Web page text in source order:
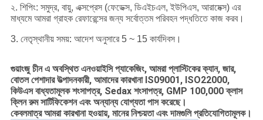
২. শিপিং: সমুদ্র, বায়ু, এক্সপ্রেস (ফেডেক্স, ডিএইচএল, ইউপিএস, আরামেক্স) এর
মাধ্যমে আমরা গ্রাহক রেফারেন্সের জন্য সর্বোত্তম পরিবহন পদ্ধতিতে কাজ করব।
3. নেতৃস্থানীয় সময়: আদেশ অনুসারে 5 ~ 15 কার্যদিবস।
গুয়াংজু চীন এ অবস্থিত এনওয়াইসি প্যাকেজিং, আমরা প্লাস্টিকের ক্যান, জার,
বোতল পেশাদার উত্পাদনকারী, আমাদের কারখানা IS09001, ISO22000,
কিউএস বাধ্যতামূলক শংসাপত্র, Sedax শংসাপত্র, GMP 100,000 ক্লাস
ক্লিন রুম সার্টিফিকেশন এবং অন্যান্য যোগ্যতা পাস করেছে।
কেবলমাত্র আমরা কারখানা হওয়ায়, মানের নিশ্চয়তা এবং দামগুলি প্রতিযোগিতামূলক।